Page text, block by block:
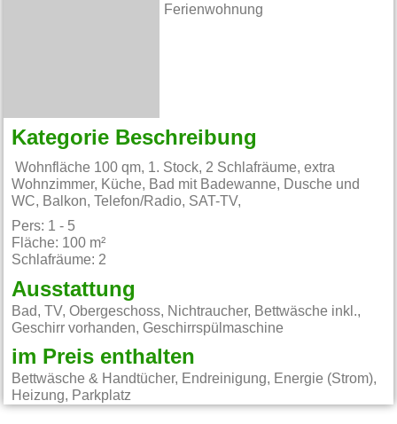
Ferienwohnung
Kategorie Beschreibung
Wohnfläche 100 qm, 1. Stock, 2 Schlafräume, extra
Wohnzimmer, Küche, Bad mit Badewanne, Dusche und
WC, Balkon, Telefon/Radio, SAT-TV,
Pers: 1 - 5
Fläche: 100 m²
Schlafräume: 2
Ausstattung
Bad, TV, Obergeschoss, Nichtraucher, Bettwäsche inkl.,
Geschirr vorhanden, Geschirrspülmaschine
im Preis enthalten
Bettwäsche & Handtücher, Endreinigung, Energie (Strom),
Heizung, Parkplatz